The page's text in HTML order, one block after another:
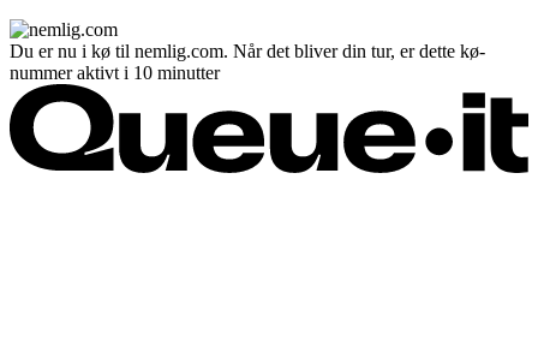
Du er nu i kø til nemlig.com. Når det bliver din tur, er dette kø-
nummer aktivt i 10 minutter